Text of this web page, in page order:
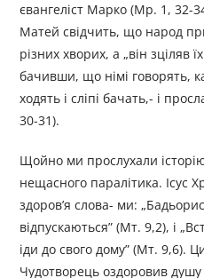
євангеліст Марко (Мр. 1, 32-
Матей свідчить, що народ
різних хворих, а „він зціляв
бачивши, що німі говорять,
ходять і сліпі бачать,- і
30-31).
Щойно ми прослухали
нещасного паралітика. Ісус
здоров’я слова- ми:
відпускаються” (Мт. 9,2), і
іди до свого дому” (Мт. 9,6).
Чудотворець оздоровив душу